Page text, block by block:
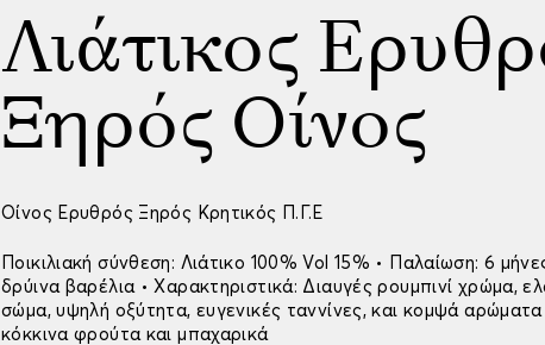
Λιάτικος
Ξηρός Οίνος
Οίνος Ερυθρός Ξηρός Κρητικός Π.Γ.Ε
Ποικιλιακή σύνθεση: Λιάτικο 100% Vol 15% • Παλαίωση: 6
δρύινα βαρέλια • Χαρακτηριστικά: Διαυγές ρουμπινί χρώμα,
σώμα, υψηλή οξύτητα, ευγενικές ταννίνες, και κομψά
κόκκινα φρούτα και μπαχαρικά